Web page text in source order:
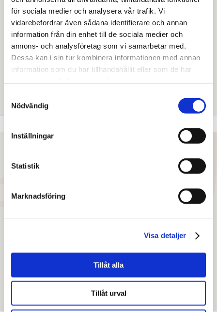
för sociala medier och analysera vår trafik. Vi
vidarebefordrar även sådana identifierare och annan
information från din enhet till de sociala medier och
annons- och analysföretag som vi samarbetar med.
Dessa kan i sin tur kombinera informationen med annan
information som du har tillhandahållit eller som de har
Nödvändig
Inställningar
Statistik
Marknadsföring
Visa detaljer
Tillåt alla
Tillåt urval
närvaro i kombination med en stark
organisation bestående fler än 200 mycket
kompetenta konsulter som innebär att vi kan
ge våra kunder de bästa förutsättningarna
för att göra bra affärer”
transaktionen och att vi, med Svefas
professionella rådgivning och hjälp, fått en
långsiktig och seriös köpare. Försäljningen
innebär att SISAB frigör resurser till
investeringar i våra kommunala skolor och
förskolor”
Claes Magnusson, Vd SISAB